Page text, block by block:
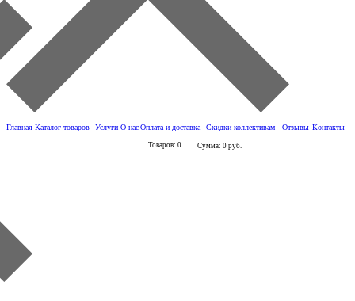
Главная Каталог товаров Услуги О насОплата и доставка Скидки коллективам Отзывы Контакты
Товаров: 0 Сумма: 0 руб.